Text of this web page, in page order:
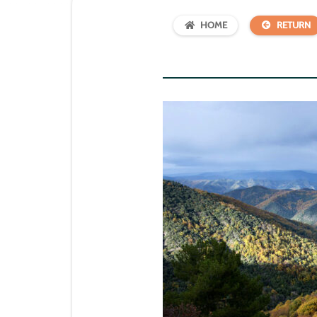
HOME RETURN